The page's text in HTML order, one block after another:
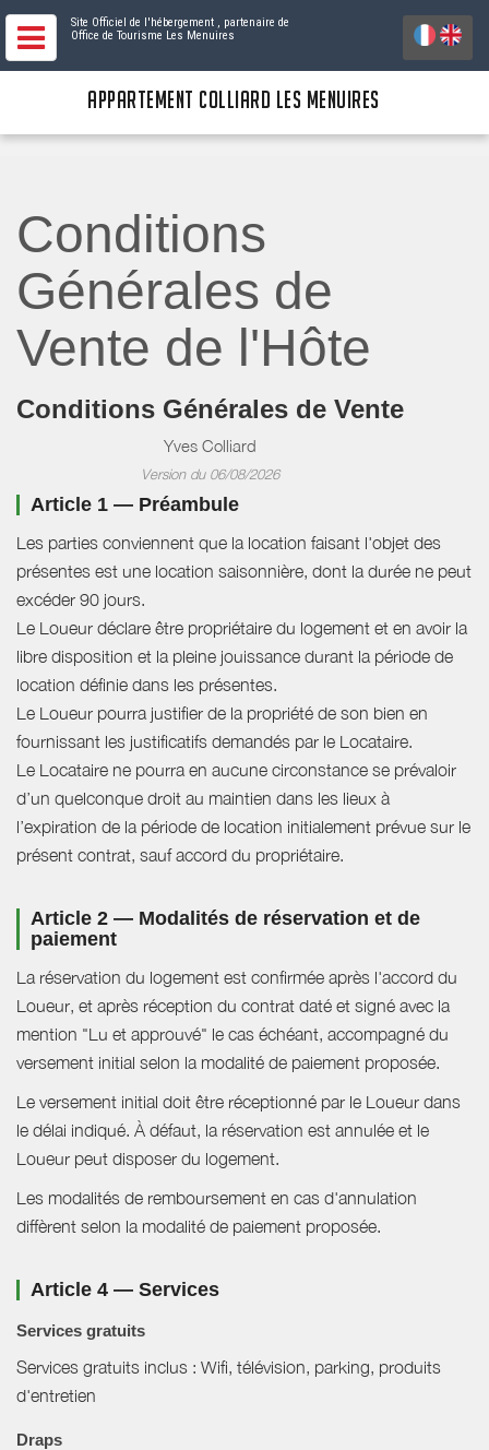
Site Officiel de l'hébergement , partenaire de
Office de Tourisme Les Menuires
APPARTEMENT COLLIARD LES MENUIRES
Conditions
Générales de
Vente de l'Hôte
Conditions Générales de Vente
Yves Colliard
Version du 06/08/2026
Article 1 — Préambule
Les parties conviennent que la location faisant l'objet des
présentes est une location saisonnière, dont la durée ne peut
excéder 90 jours.
Le Loueur déclare être propriétaire du logement et en avoir la
libre disposition et la pleine jouissance durant la période de
location définie dans les présentes.
Le Loueur pourra justifier de la propriété de son bien en
fournissant les justificatifs demandés par le Locataire.
Le Locataire ne pourra en aucune circonstance se prévaloir
d’un quelconque droit au maintien dans les lieux à
l’expiration de la période de location initialement prévue sur le
présent contrat, sauf accord du propriétaire.
Article 2 — Modalités de réservation et de
paiement
La réservation du logement est confirmée après l'accord du
Loueur, et après réception du contrat daté et signé avec la
mention "Lu et approuvé" le cas échéant, accompagné du
versement initial selon la modalité de paiement proposée.
Le versement initial doit être réceptionné par le Loueur dans
le délai indiqué. À défaut, la réservation est annulée et le
Loueur peut disposer du logement.
Les modalités de remboursement en cas d'annulation
diffèrent selon la modalité de paiement proposée.
Article 4 — Services
Services gratuits
Services gratuits inclus : Wifi, télévision, parking, produits
d'entretien
Draps